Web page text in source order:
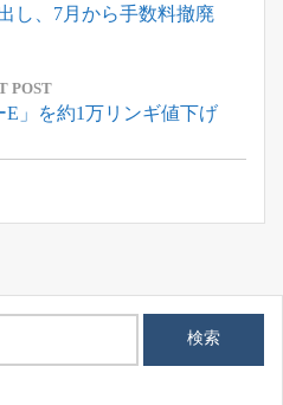
し、7月から手数料撤廃
POST
」を約1万リンギ値下げ